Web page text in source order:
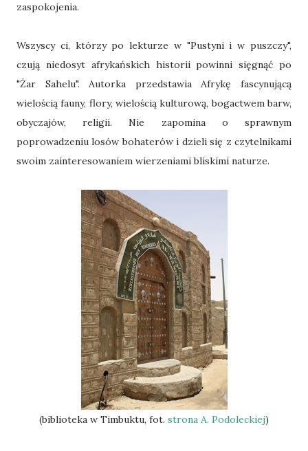
zaspokojenia.
Wszyscy ci, którzy po lekturze w "Pustyni i w puszczy",
czują niedosyt afrykańskich historii powinni sięgnąć po
"Żar Sahelu". Autorka przedstawia Afrykę fascynującą
wielością fauny, flory, wielością kulturową, bogactwem barw,
obyczajów, religii. Nie zapomina o sprawnym
poprowadzeniu losów bohaterów i dzieli się z czytelnikami
swoim zainteresowaniem wierzeniami bliskimi naturze.
(biblioteka w Timbuktu, fot. strona A. Podoleckiej)